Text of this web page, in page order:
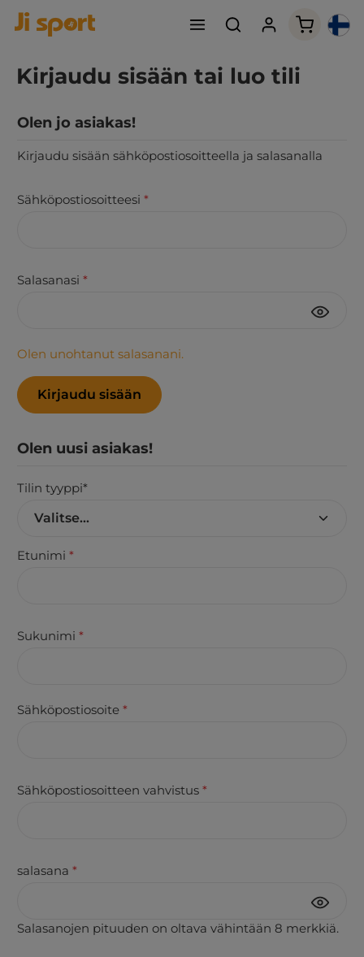
Kirjaudu sisään tai luo tili
Olen jo asiakas!
Kirjaudu sisään sähköpostiosoitteella ja salasanalla
Sähköpostiosoitteesi *
Salasanasi *
Olen unohtanut salasanani.
Kirjaudu sisään
Olen uusi asiakas!
Henkilökohtaiset tiedot
Tilin tyyppi*
Etunimi *
Sukunimi *
Sähköpostiosoite *
Sähköpostiosoitteen vahvistus *
salasana *
Salasanojen pituuden on oltava vähintään 8 merkkiä.